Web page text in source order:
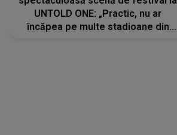
UNTOLD ONE: „Practic, nu ar
încăpea pe multe stadioane din